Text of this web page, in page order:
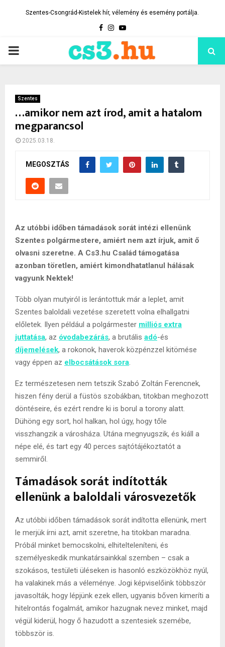
Szentes-Csongrád-Kistelek hír, vélemény és esemény portálja.
Facebook
Instagram
Youtube
PRIMARY
Szentes
…amikor nem azt írod, amit a hatalom
megparancsol
2025.03.18.
MEGOSZTÁS
Az utóbbi időben támadások sorát intézi ellenünk
Szentes polgármestere, amiért nem azt írjuk, amit ő
olvasni szeretne. A Cs3.hu Család támogatása
azonban töretlen, amiért kimondhatatlanul hálásak
vagyunk Nektek!
Több olyan mutyiról is lerántottuk már a leplet, amit
Szentes baloldali vezetése szeretett volna elhallgatni
előletek. Ilyen például a polgármester milliós extra
juttatása, az óvodabezárás, a brutális adó-és
díjemelések, a rokonok, haverok közpénzzel kitömése
vagy éppen az elbocsátások sora
Ez természetesen nem tetszik Szabó Zoltán Ferencnek,
hiszen fény derül a füstös szobákban, titokban meghozott
döntéseire, és ezért rendre ki is borul a torony alatt.
Dühöng egy sort, hol halkan, hol úgy, hogy tőle
visszhangzik a városháza. Utána megnyugszik, és kiáll a
népe elé, és tart egy 40 perces sajtótájékoztatót a
semmiről.
Támadások sorát indították
ellenünk a baloldali városvezetők
Az utóbbi időben támadások sorát indította ellenünk, mert
le merjük írni azt, amit szeretne, ha titokban maradna.
Próbál minket bemocskolni, elhitelteleníteni, és
személyeskedik munkatársainkkal szemben – csak a
szokásos, testületi üléseken is hasonló eszközökhöz nyúl,
ha valakinek más a véleménye. Jogi képviselőink többször
javasolták, hogy lépjünk ezek ellen, ugyanis bőven kimeríti a
hitelrontás fogalmát, amikor hazugnak nevez minket, majd
végül kiderül, hogy ő hazudott a szentesiek szemébe,
többször is.